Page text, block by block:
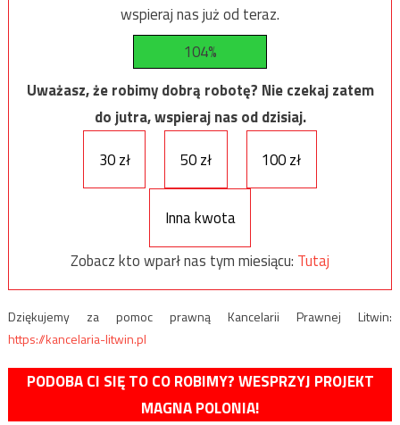
wspieraj nas już od teraz.
104%
Uważasz, że robimy dobrą robotę? Nie czekaj zatem
do jutra, wspieraj nas od dzisiaj.
30 zł
50 zł 100 zł
Inna kwota
Zobacz kto wparł nas tym miesiącu: Tutaj
Dziękujemy za pomoc prawną Kancelarii Prawnej Litwin:
https://kancelaria-litwin.pl
PODOBA CI SIĘ TO CO ROBIMY? WESPRZYJ PROJEKT
MAGNA POLONIA!